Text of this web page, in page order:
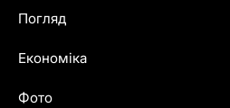
Погляд
Економіка
Фото